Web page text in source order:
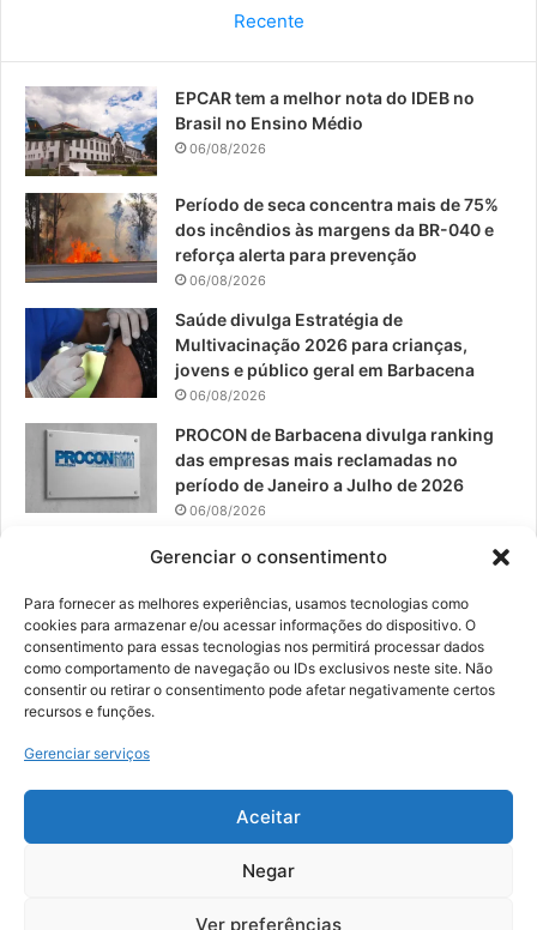
Gerenciar o consentimento
Para fornecer as melhores experiências, usamos tecnologias como
cookies para armazenar e/ou acessar informações do dispositivo. O
consentimento para essas tecnologias nos permitirá processar dados
como comportamento de navegação ou IDs exclusivos neste site. Não
consentir ou retirar o consentimento pode afetar negativamente certos
recursos e funções.
Gerenciar serviços
Aceitar
Negar
Ver preferências
b
o
o
u
e
a
r
Recente
EPCAR tem a melhor nota do IDEB no
Brasil no Ensino Médio
06/08/2026
Período de seca concentra mais de 75%
dos incêndios às margens da BR-040 e
reforça alerta para prevenção
06/08/2026
Saúde divulga Estratégia de
Multivacinação 2026 para crianças,
jovens e público geral em Barbacena
06/08/2026
PROCON de Barbacena divulga ranking
das empresas mais reclamadas no
período de Janeiro a Julho de 2026
06/08/2026
Prefeitura convoca organizações de
Resíduos Sólidos
05/08/2026
© 2026, Todos os direitos reservados | Desenvolvido por:
Digital Business| Hospedado por:NP Publicidade
Fale Conosco
Sobre Nós
Política de Segurança e Privacidade